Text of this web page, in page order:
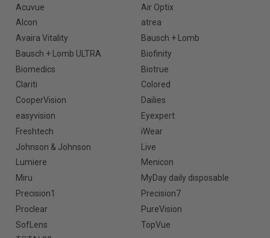
Acuvue
Air Optix
Alcon
atrea
Avaira Vitality
Bausch + Lomb
Bausch + Lomb ULTRA
Biofinity
Biomedics
Biotrue
Clariti
Colored
CooperVision
Dailies
easyvision
Eyexpert
Freshtech
iWear
Johnson & Johnson
Live
Lumiere
Menicon
Miru
MyDay daily disposable
Precision1
Precision7
Proclear
PureVision
SofLens
TopVue